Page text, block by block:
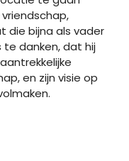
die bijna als vader
te danken, dat hij
en zijn visie op